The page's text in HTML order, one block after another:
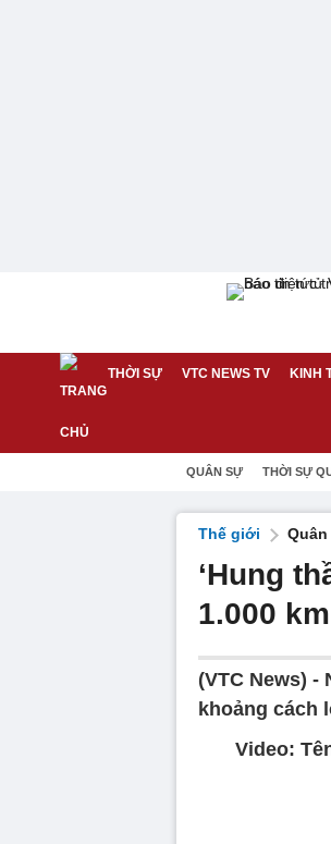
THỜI SỰ VTC NEWS TV KINH
QUÂN SỰ THỜI SỰ
Thế giới
‘Hung
1.000
(VTC News) -
khoảng cách
Video: